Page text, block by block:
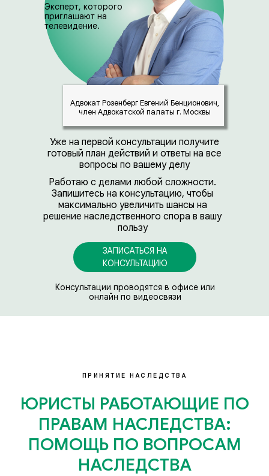
Уже на первой консультации получите
готовый план действий и ответы на все
вопросы по вашему делу
ЗАПИСАТЬСЯ НА
КОНСУЛЬТАЦИЮ
Адвокат Розенберг Евгений Бенционович,
член Адвокатской палаты г. Москвы
Работаю с делами любой сложности.
Запишитесь на консультацию, чтобы
максимально увеличить шансы на
решение наследственного спора в вашу
пользу
Эксперт, которого
приглашают на
телевидение.
Консультации проводятся в офисе или
онлайн по видеосвязи
ПРИНЯТИЕ НАСЛЕДСТВА
ЮРИСТЫ РАБОТАЮЩИЕ ПО
ПРАВАМ НАСЛЕДСТВА:
ПОМОЩЬ ПО ВОПРОСАМ
НАСЛЕДСТВА